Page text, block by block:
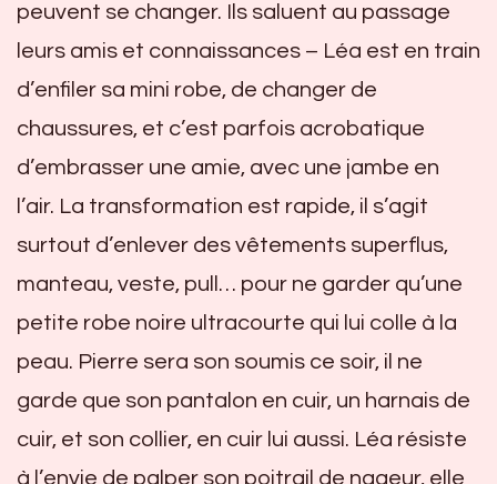
peuvent se changer. Ils saluent au passage
leurs amis et connaissances – Léa est en train
d’enfiler sa mini robe, de changer de
chaussures, et c’est parfois acrobatique
d’embrasser une amie, avec une jambe en
l’air. La transformation est rapide, il s’agit
surtout d’enlever des vêtements superflus,
manteau, veste, pull… pour ne garder qu’une
petite robe noire ultracourte qui lui colle à la
peau. Pierre sera son soumis ce soir, il ne
garde que son pantalon en cuir, un harnais de
cuir, et son collier, en cuir lui aussi. Léa résiste
à l’envie de palper son poitrail de nageur, elle